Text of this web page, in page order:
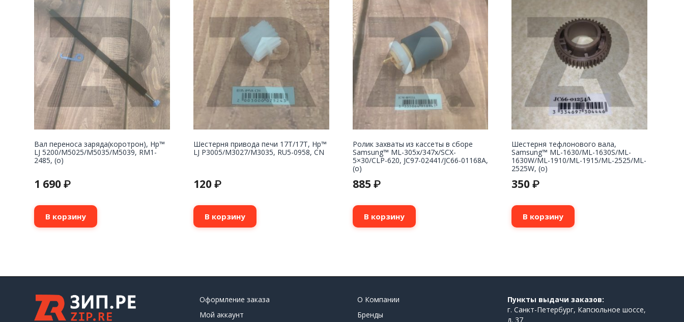
Вал переноса заряда(коротрон), Hp™
LJ 5200/M5025/M5035/M5039, RM1-
2485, (о)
1 690 ₽
В корзину
Шестерня привода печи 17T/17T, Hp™
LJ P3005/M3027/M3035, RU5-0958, CN
120 ₽
В корзину
Ролик захваты из кассеты в сборе
Samsung™ ML-305x/347x/SCX-
5×30/CLP-620, JC97-02441/JC66-01168A,
(o)
885 ₽
В корзину
Шестерня тефлонового вала,
Samsung™ ML-1630/ML-1630S/ML-
1630W/ML-1910/ML-1915/ML-2525/ML-
2525W, (о)
350₽
В корзину
Оформление заказа
Мой аккаунт
О Компании
Бренды
Пункты выдачи заказов:
г. Санкт-Петербург, Капсюльное шоссе,
д. 37